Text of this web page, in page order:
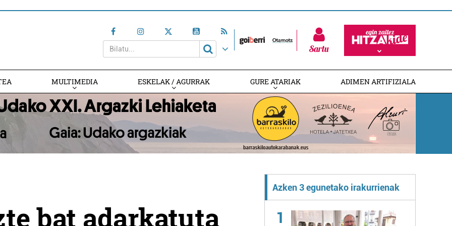
Sartu
MULTIMEDIA ESKELAK / AGURRAK GURE ATARIAK ADIMEN ARTIFIZIALA
bat adarkatuta
Azken 3 egunetako irakurrienak
1